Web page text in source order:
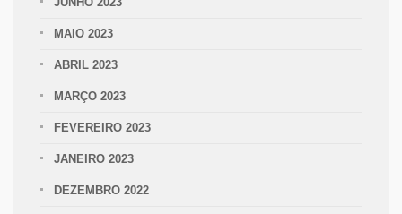
MAIO 2023
ABRIL 2023
MARÇO 2023
FEVEREIRO 2023
JANEIRO 2023
DEZEMBRO 2022